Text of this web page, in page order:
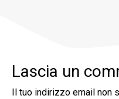
Lascia un
Il tuo indirizzo email non